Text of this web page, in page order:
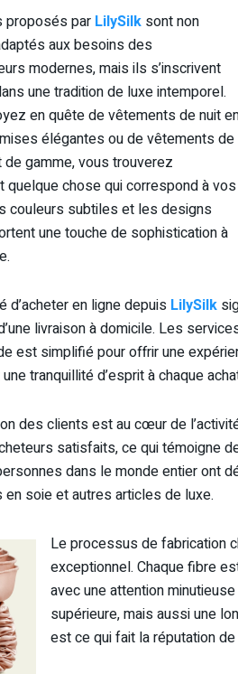
proposés par LilySilk sont non
aux besoins des
modernes, mais ils s’inscrivent
une tradition de luxe intemporel.
en quête de vêtements de nuit
élégantes ou de vêtements de
de gamme, vous trouverez
quelque chose qui correspond à vos
couleurs subtiles et les designs
une touche de sophistication à
d’acheter en ligne depuis LilySilk
livraison à domicile. Les
est simplifié pour offrir une
tranquillité d’esprit à chaque
des clients est au cœur de
satisfaits, ce qui témoigne
dans le monde entier ont
soie et autres articles de luxe.
Le processus de fabrication
exceptionnel. Chaque fibre
avec une attention
supérieure, mais aussi une
est ce qui fait la réputation